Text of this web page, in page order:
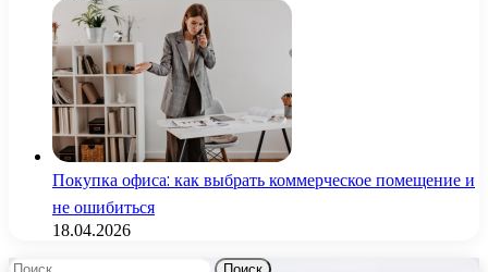
Покупка офиса: как выбрать коммерческое помещение и
не ошибиться
18.04.2026
Найти: